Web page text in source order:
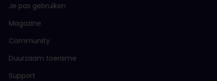
Je pas gebruiken
Magazine
Community
Duurzaam toerisme
Support